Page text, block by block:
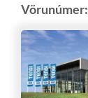
Vörunúmer: